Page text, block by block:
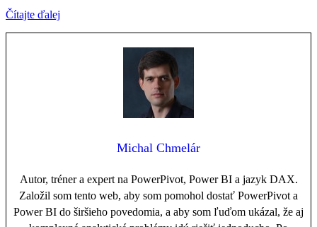
Čítajte ďalej
Michal Chmelár
Autor, tréner a expert na PowerPivot, Power BI a jazyk DAX.
Založil som tento web, aby som pomohol dostať PowerPivot a
Power BI do širšieho povedomia, a aby som ľuďom ukázal, že aj